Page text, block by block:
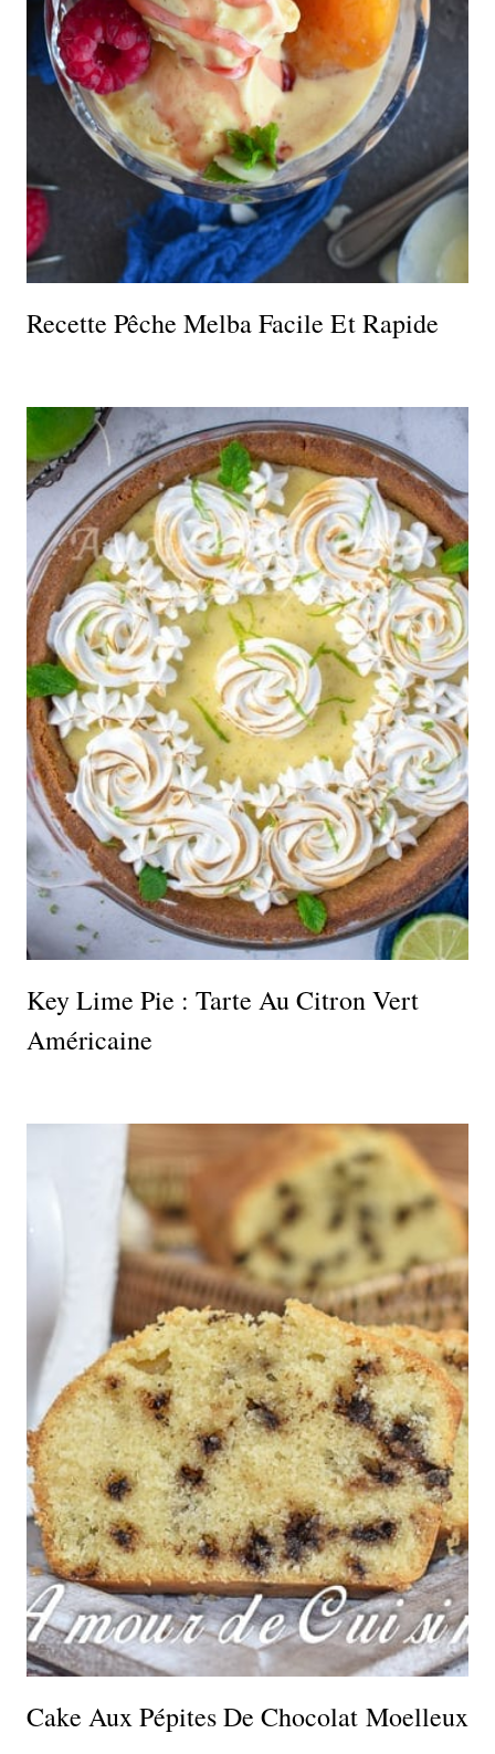
Recette Pêche Melba Facile Et Rapide
Key Lime Pie : Tarte Au Citron Vert
Américaine
Cake Aux Pépites De Chocolat Moelleux